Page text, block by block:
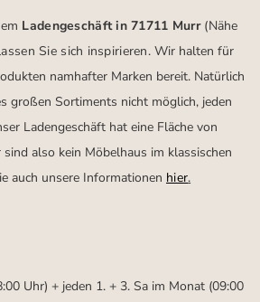
Ladengeschäft in 71711 Murr (Nähe
Sie sich inspirieren.Wir halten für
namhafter Marken bereit. Natürlich
großen Sortiments nicht möglich, jeden
Ladengeschäft hat eine Fläche von
also kein Möbelhaus im klassischen
auch unsere Informationen hier.
Uhr) + jeden 1. + 3. Sa im Monat (09:00